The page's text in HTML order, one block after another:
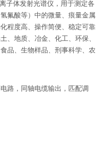
子体发射光谱仪，用于测定各
氟酸等）中的微量、痕量金属
程度高、操作简便、稳定可靠
、地质、冶金、化工、环保、
品、生物样品、刑事科学、农
路，同轴电缆输出，匹配调